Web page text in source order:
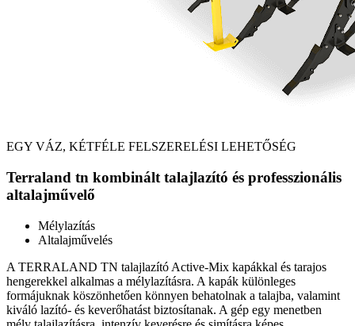
EGY VÁZ, KÉTFÉLE FELSZERELÉSI LEHETŐSÉG
Terraland tn kombinált talajlazító és professzionális
altalajművelő
Mélylazítás
Altalajművelés
A TERRALAND TN talajlazító Active-Mix kapákkal és tarajos
hengerekkel alkalmas a mélylazításra. A kapák különleges
formájuknak köszönhetően könnyen behatolnak a talajba, valamint
kiváló lazító- és keverőhatást biztosítanak. A gép egy menetben